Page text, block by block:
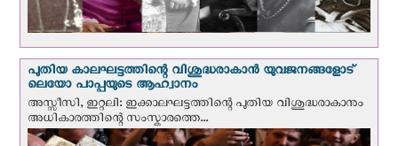
പുതിയ കാലഘട്ടത്തിന്റെ വിശുദ്ധരാകാന്‍ യുവജനങ്ങളോട്
ലെയോ പാപ്പയുടെ ആഹ്വാനം
അസ്സീസി, ഇറ്റലി: ഇക്കാലഘട്ടത്തിന്റെ പുതിയ വിശുദ്ധരാകാനും
അധികാരത്തിന്റെ സംസ്കാരത്തെ...